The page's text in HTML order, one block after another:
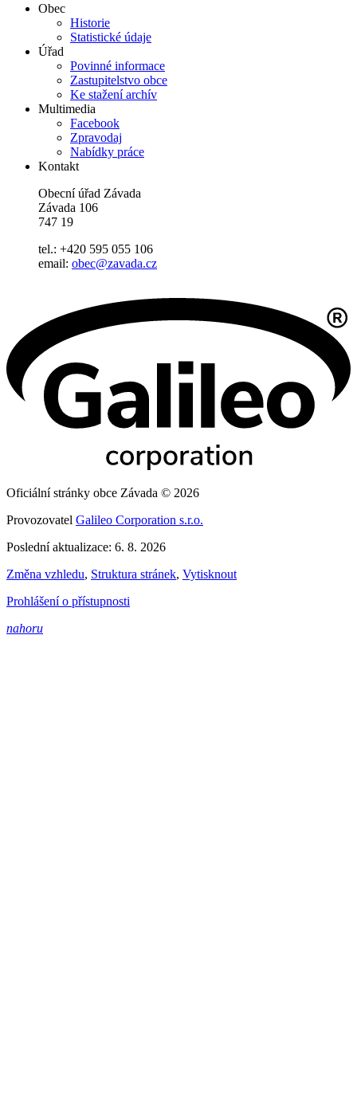
Obec
Historie
Statistické údaje
Úřad
Povinné informace
Zastupitelstvo obce
Ke stažení archív
Multimedia
Facebook
Zpravodaj
Nabídky práce
Kontakt
Obecní úřad Závada
Závada 106
747 19
tel.: +420 595 055 106
email: obec@zavada.cz
Oficiální stránky obce Závada © 2026
Provozovatel Galileo Corporation s.r.o.
Poslední aktualizace: 6. 8. 2026
Změna vzhledu, Struktura stránek, Vytisknout
Prohlášení o přístupnosti
nahoru